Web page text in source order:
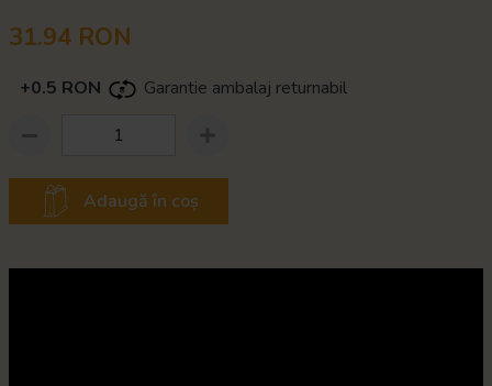
31.94 RON
+0.5 RON Garantie ambalaj returnabil
Adaugă în coș